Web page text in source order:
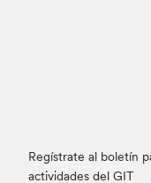
Regístrate al boletín
actividades del GIT